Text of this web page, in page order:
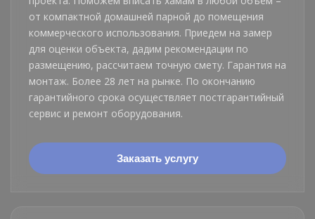
от компактной домашней парной до помещения
коммерческого использования. Приедем на замер
для оценки объекта, дадим рекомендации по
размещению, рассчитаем точную смету. Гарантия на
монтаж. Более 28 лет на рынке. По окончанию
гарантийного срока осуществляет постгарантийный
сервис и ремонт оборудования.
Заказать услугу